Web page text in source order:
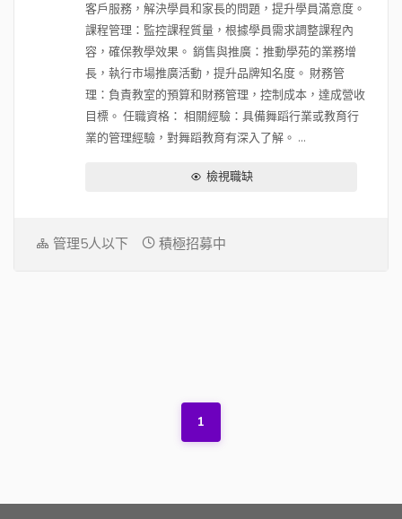
客戶服務，解決學員和家長的問題，提升學員滿意度。
課程管理：監控課程質量，根據學員需求調整課程內
容，確保教學效果。 銷售與推廣：推動學苑的業務增
長，執行市場推廣活動，提升品牌知名度。 財務管
理：負責教室的預算和財務管理，控制成本，達成營收
目標。 任職資格： 相關經驗：具備舞蹈行業或教育行
業的管理經驗，對舞蹈教育有深入了解。 ...
檢視職缺
管理5人以下 積極招募中
1